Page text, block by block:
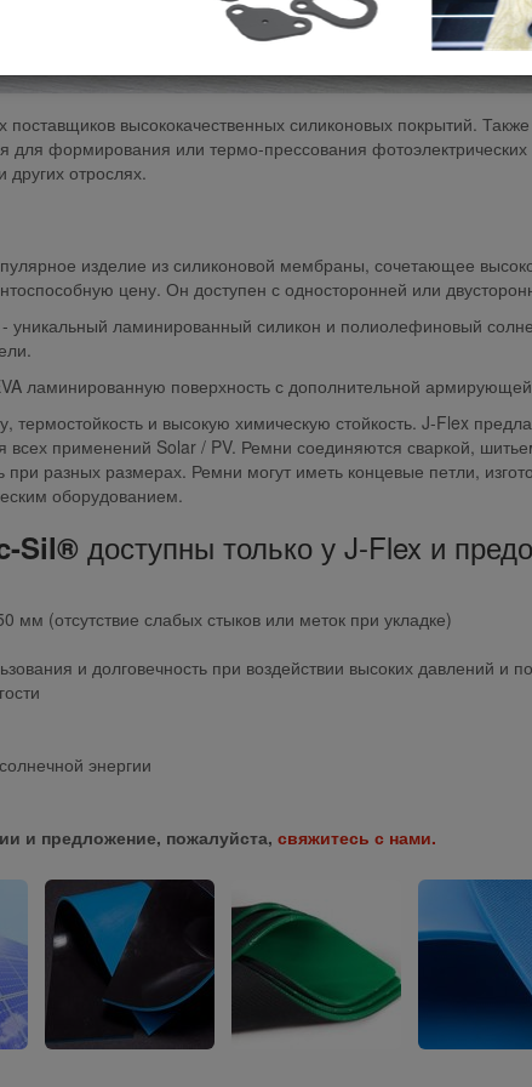
высококачественных силиконовых покрытий.
формирования или термо-прессования фотоэлектрических
отрослях.
изделие из силиконовой мембраны, сочетающее
цену. Он доступен с односторонней или
- уникальный ламинированный силикон и полиолефиновый
ламинированную поверхность с дополнительной
термостойкость и высокую химическую стойкость. J-Flex
всех применений Solar / PV. Ремни соединяются сваркой,
при разных размерах. Ремни могут иметь концевые петли,
оборудованием.
Sil® доступны только у J-Flex и
мм (отсутствие слабых стыков или меток при укладке)
и долговечность при воздействии высоких давлений и
энергии
и предложение, пожалуйста, свяжитесь с нами.